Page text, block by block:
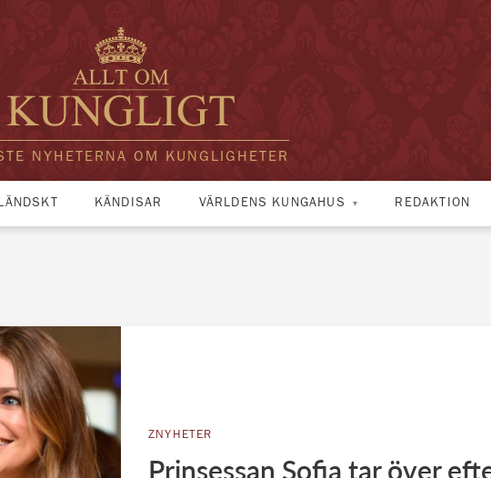
NYHETERNA OM KUNGLIGHETER
KÄNDISAR VÄRLDENS KUNGAHUS REDAKTION
ZNYHETER
Prinsessan Sofia tar över